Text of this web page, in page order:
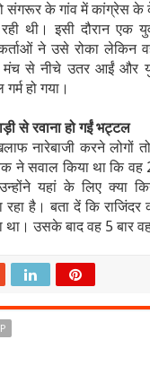
संगरूर के गांव में कांग्रेस
थी। इसी दौरान
ने उसे रोका लेकिन
से नीचे उतर आईं और
हो गया।
से रवाना हो गईं भट्टल
नारेबाजी करने लोगों
ने सवाल किया था कि वह
यहां के लिए क्या
रहा है। बता दें कि
था। उसके बाद वह 5 बार